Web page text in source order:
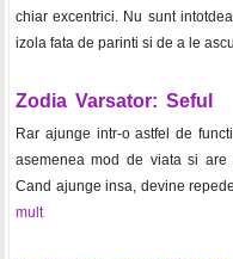
chiar excentrici. Nu sunt
izola fata de parinti si de a le
Zodia Varsator: Seful
Rar ajunge intr-o astfel de
asemenea mod de viata si
Cand ajunge insa, devine
mult